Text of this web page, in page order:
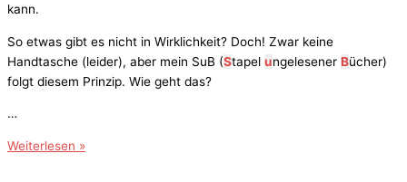
kann.
So etwas gibt es nicht in Wirklichkeit? Doch! Zwar keine
Handtasche (leider), aber mein SuB (Stapel ungelesener Bücher)
folgt diesem Prinzip. Wie geht das?
…
Mein
Weiterlesen »